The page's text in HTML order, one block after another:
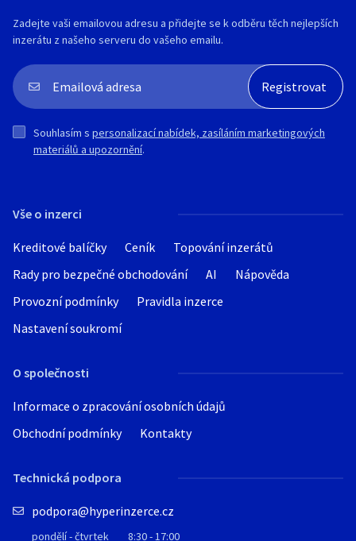
Vše o inzerci
Kreditové balíčky Ceník
Topování inzerátů
Rady pro bezpečné obchodování
AI
Nápověda
Provozní podmínky
Pravidla inzerce
Nastavení soukromí
O společnosti
Informace o zpracování osobních údajů
Obchodní podmínky
Kontakty
Technická podpora
podpora@hyperinzerce.cz
pondělí - čtvrtek 8:30 - 17:00
Zadejte vaši emailovou adresu a přidejte se k odběru těch nejlepších
inzerátu z našeho serveru do vašeho emailu.
Souhlasím s personalizací nabídek, zasíláním marketingových
materiálů a upozornění.